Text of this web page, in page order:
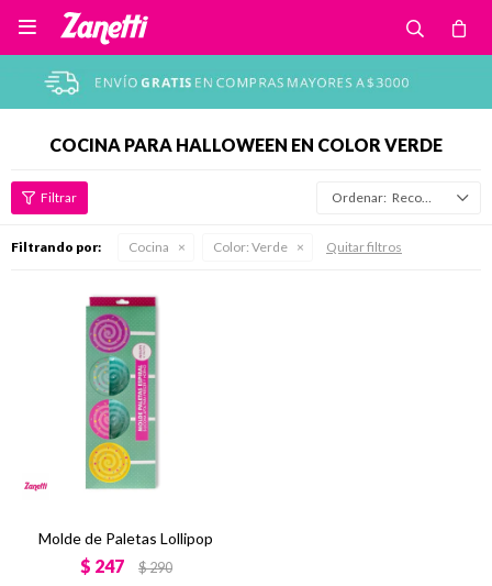

COCINA PARA HALLOWEEN EN COLOR VERDE
Recomendados
Filtrando por: Cocina Color: Verde Quitar filtros
Molde de Paletas Lollipop
$ 247 $290